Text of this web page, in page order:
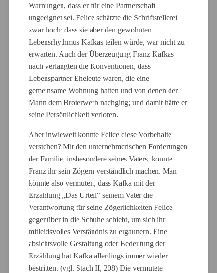
Warnungen, dass er für eine Partnerschaft
ungeeignet sei. Felice schätzte die Schriftstellerei
zwar hoch; dass sie aber den gewohnten
Lebensrhythmus Kafkas teilen würde, war nicht zu
erwarten. Auch der Überzeugung Franz Kafkas
nach verlangten die Konventionen, dass
Lebenspartner Eheleute waren, die eine
gemeinsame Wohnung hatten und von denen der
Mann dem Broterwerb nachging; und damit hätte er
seine Persönlichkeit verloren.
Aber inwieweit konnte Felice diese Vorbehalte
verstehen? Mit den unternehmerischen Forderungen
der Familie, insbesondere seines Vaters, konnte
Franz ihr sein Zögern verständlich machen. Man
könnte also vermuten, dass Kafka mit der
Erzählung „Das Urteil“ seinem Vater die
Verantwortung für seine Zögerlichkeiten Felice
gegenüber in die Schuhe schiebt, um sich ihr
mitleidsvolles Verständnis zu ergaunern. Eine
absichtsvolle Gestaltung oder Bedeutung der
Erzählung hat Kafka allerdings immer wieder
bestritten. (vgl. Stach II, 208) Die vermutete